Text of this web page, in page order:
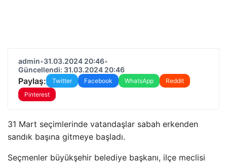
admin•31.03.2024 20:46•
Güncellendi: 31.03.2024 20:46
Paylaş: Twitter Facebook WhatsApp
Reddit
Pinterest
31 Mart seçimlerinde vatandaşlar sabah erkenden
sandık başına gitmeye başladı.
Seçmenler büyükşehir belediye başkanı, ilçe meclisi